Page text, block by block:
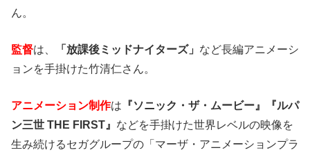
ん。
監督は、 「放課後ミッドナイターズ」 など長編アニメーシ
ョンを手掛けた竹清仁さん。
アニメーション制作は 『ソニック・ザ・ムービー』『ルパ
ン三世 THE FIRST』 などを手掛けた世界レベルの映像を
生み続けるセガグループの「マーザ・アニメーションプラ